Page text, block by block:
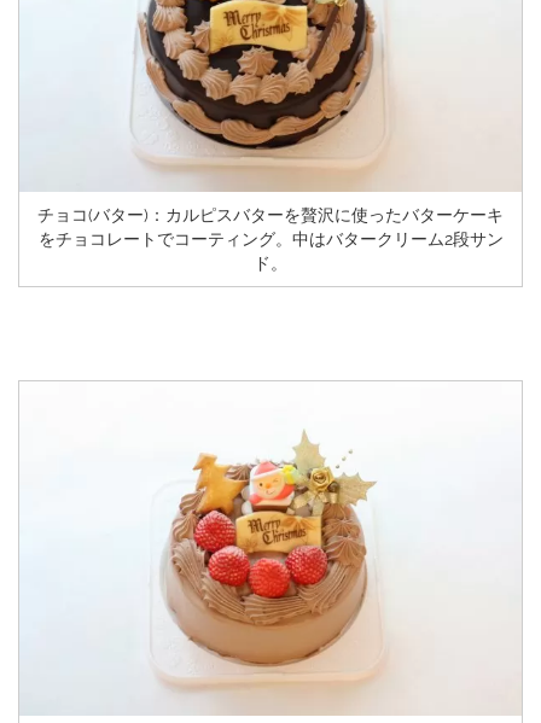
チョコ(バター)：カルピスバターを贅沢に使ったバターケーキ
をチョコレートでコーティング。中はバタークリーム2段サン
ド。